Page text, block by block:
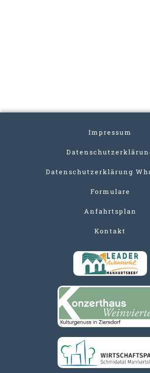
Impressum
Datenschutzerklärung
Formulare
Anfahrtsplan
Kontakt